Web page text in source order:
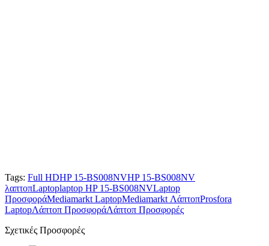
Tags: Full HDHP 15-BS008NVHP 15-BS008NV
λαπτοπLaptoplaptop HP 15-BS008NVLaptop
ΠροσφοράMediamarkt LaptopMediamarkt ΛάπτοπProsfora
LaptopΛάπτοπ ΠροσφοράΛάπτοπ Προσφορές
Σχετικές Προσφορές